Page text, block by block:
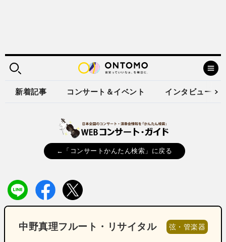
新着記事 コンサート＆イベント インタビュー
←「コンサートかんたん検索」に戻る
中野真理フルート・リサイタル 弦・管楽器